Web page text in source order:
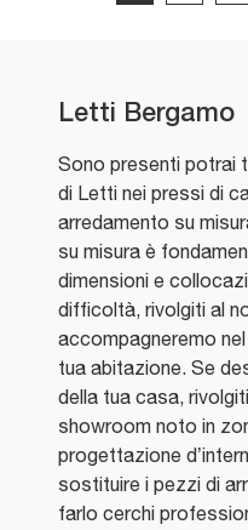
Letti Bergamo
Sono presenti potrai
di Letti nei pressi di
arredamento su
su misura è
dimensioni e
difficoltà, rivolgiti al
accompagneremo
tua abitazione. Se
della tua casa,
showroom noto in
progettazione
sostituire i pezzi di
farlo cerchi